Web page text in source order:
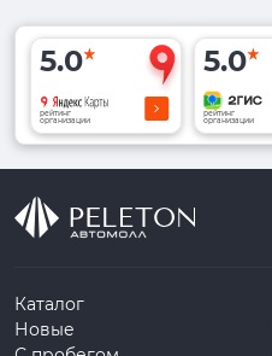
5.0
рейтинг
организации
5.0
рейтинг
организации
Каталог
Новые